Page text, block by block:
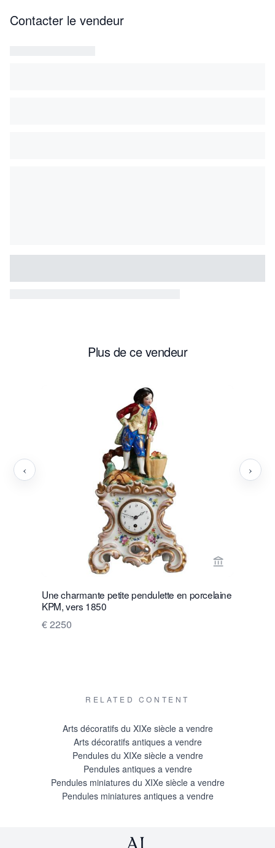
Contacter le vendeur
Plus de ce vendeur
Voir la page
Une charmante petite pendulette en porcelaine
KPM, vers 1850
€ 2250
‹ ›
RELATED CONTENT
Arts décoratifs du XIXe siècle a vendre
Arts décoratifs antiques a vendre
Pendules du XIXe siècle a vendre
Pendules antiques a vendre
Pendules miniatures du XIXe siècle a vendre
Pendules miniatures antiques a vendre